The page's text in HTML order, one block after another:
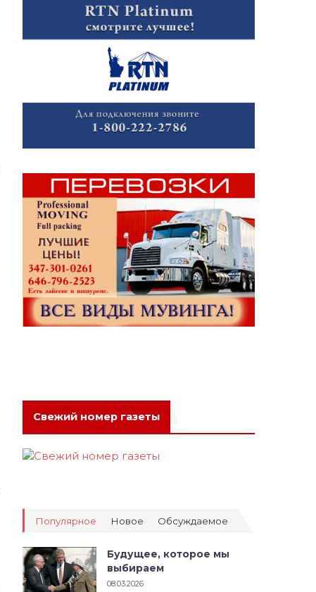
Свежий номер газеты
Популярное Новое Обсуждаемое
Будущее, которое мы
выбираем
08.03.2026